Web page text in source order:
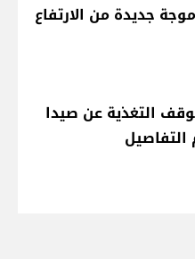
جديدة من الارتفاع
التغذية عن صيدا
التفاصيل